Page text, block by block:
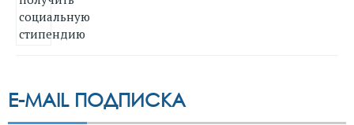
E-MAIL ПОДПИСКА